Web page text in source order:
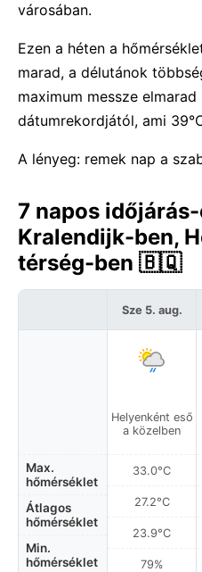
városában.
Ezen a héten a
marad, a délutánok
maximum messze elmarad
dátumrekordjától, ami
A lényeg: remek nap a
7 napos
Kralendijk-ben,
térség-ben 🇧🇶
Max.
hőmérséklet
Átlagos
hőmérséklet
Min.
hőmérséklet
Sze 5. aug.
Helyenként eső
a közelben
33.0°C
27.2°C
23.9°C
79%